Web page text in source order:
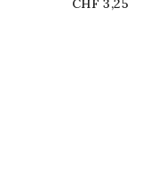
CHF 3,25